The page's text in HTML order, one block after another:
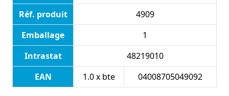
Réf. produit
4909
Emballage
1
Intrastat
48219010
EAN
1.0 x bte 04008705049092